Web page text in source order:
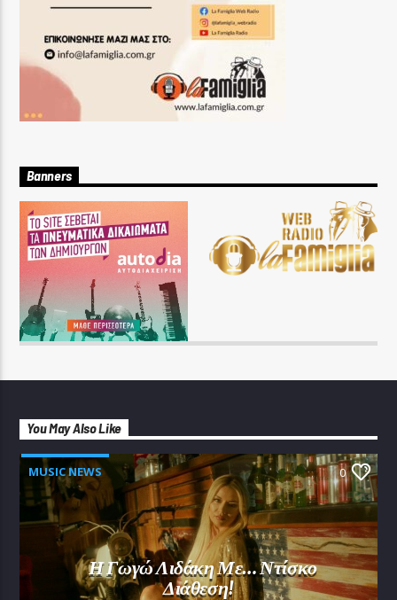
Banners
You May Also Like
MUSIC NEWS 0
Η Γωγώ Λιδάκη Με… Ντίσκο
Διάθεση!